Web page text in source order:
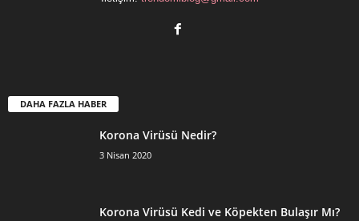
DAHA FAZLA HABER
Korona Virüsü Nedir?
3 Nisan 2020
Korona Virüsü Kedi ve Köpekten Bulaşır Mı?